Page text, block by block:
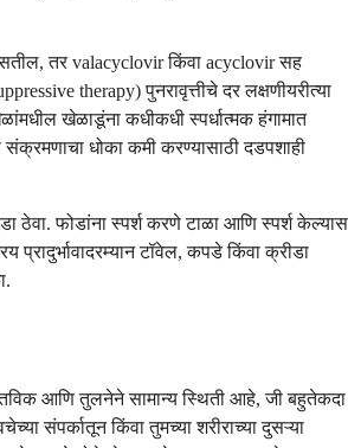
असतील, तर valacyclovir किंवा acyclovir सह
therapy) पुनरावृत्तीचे दर लक्षणीयरीत्या
खेळाडूंना कधीकधी स्पर्धात्मक हंगामात
संक्रमणाचा धोका कमी करण्यासाठी दडपशाही
ठेवा. फोडांना स्पर्श करणे टाळा आणि स्पर्श केल्यास
टॉवेल, कपडे किंवा क्रीडा
आणि तुलनेने सामान्य स्थिती आहे, जी बहुतेकदा
संपर्कातून किंवा तुमच्या शरीराच्या दुसऱ्या